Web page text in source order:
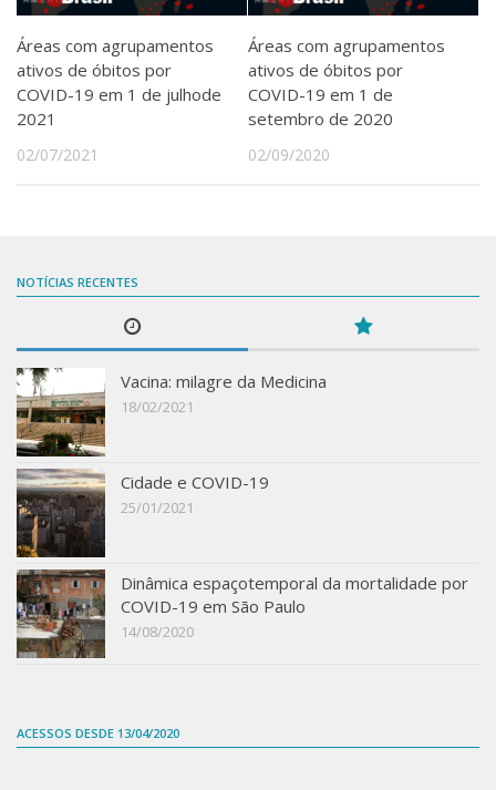
Áreas com agrupamentos
ativos de óbitos por
COVID-19 em 1 de julhode
2021
02/07/2021
Áreas com agrupamentos
ativos de óbitos por
COVID-19 em 1 de
setembro de 2020
02/09/2020
NOTÍCIAS RECENTES
Vacina: milagre da Medicina
18/02/2021
Cidade e COVID-19
25/01/2021
Dinâmica espaçotemporal da mortalidade por
COVID-19 em São Paulo
14/08/2020
ACESSOS DESDE 13/04/2020